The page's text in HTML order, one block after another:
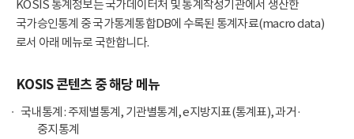
KOSIS 통계정보는 국가데이터처 및 통계작성기관에서 생산한
국가승인통계 중 국가통계통합DB에 수록된 통계자료(macro data)
로서 아래 메뉴로 국한합니다.
KOSIS 콘텐츠 중 해당 메뉴
국내통계 : 주제별통계, 기관별통계, e지방지표(통계표), 과거·
중지통계